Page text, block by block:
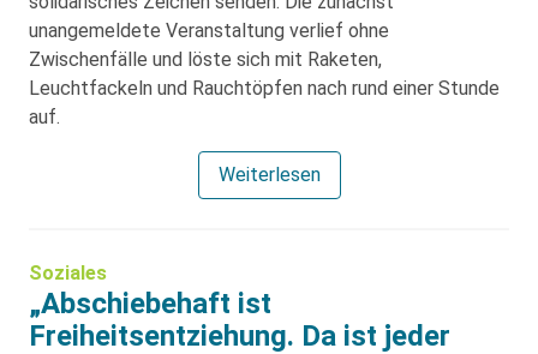
unangemeldete Veranstaltung verlief ohne
Zwischenfälle und löste sich mit Raketen,
Leuchtfackeln und Rauchtöpfen nach rund einer Stunde
auf.
Weiterlesen
Soziales
„Abschiebehaft ist
Freiheitsentziehung. Da ist jeder